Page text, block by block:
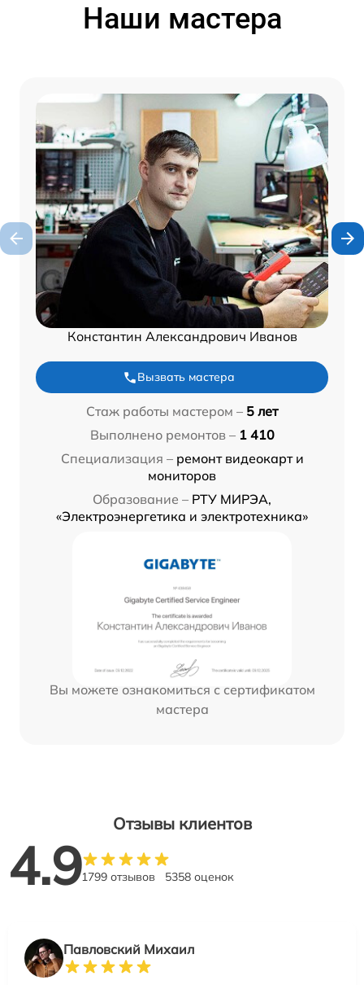
Наши мастера
Константин Александрович Иванов
Вызвать мастера
Стаж работы мастером – 5 лет
Выполнено ремонтов – 1 410
Специализация – ремонт видеокарт и
мониторов
Образование – РТУ МИРЭА,
«Электроэнергетика и электротехника»
Вы можете ознакомиться с сертификатом
мастера
Отзывы клиентов
4.91799 отзывов 5358 оценок
Павловский Михаил